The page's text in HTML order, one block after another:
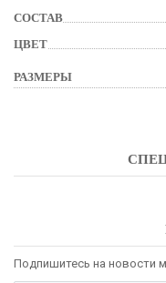
СОСТАВ
ЦВЕТ
РАЗМЕРЫ
Подпишитесь на новости